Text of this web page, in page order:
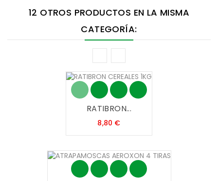
12 OTROS PRODUCTOS EN LA MISMA
CATEGORÍA:
RATIBRON...
8,80 €Precio